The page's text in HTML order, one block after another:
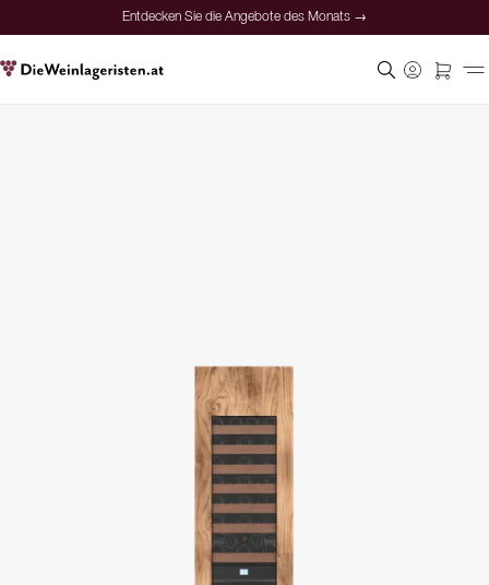
Entdecken Sie die Angebote des Monats →